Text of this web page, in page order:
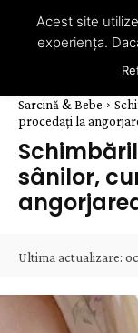
Sarcină & Bebe
procedați la
sânilor,
Ultima actualizare:
Acest site
experiența.